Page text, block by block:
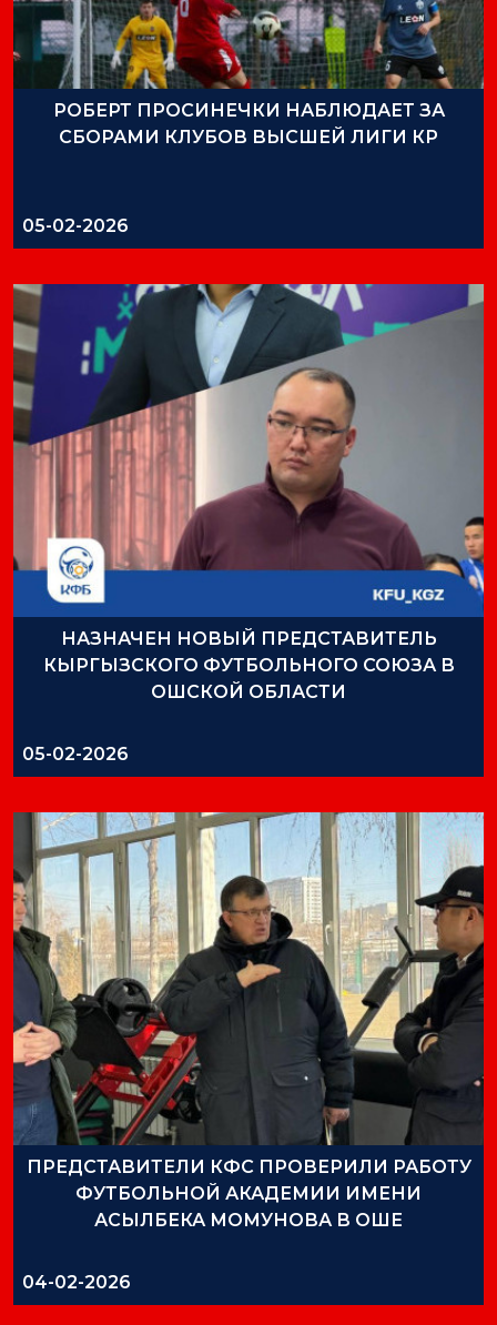
РОБЕРТ ПРОСИНЕЧКИ НАБЛЮДАЕТ ЗА
СБОРАМИ КЛУБОВ ВЫСШЕЙ ЛИГИ КР
05-02-2026
НАЗНАЧЕН НОВЫЙ ПРЕДСТАВИТЕЛЬ
КЫРГЫЗСКОГО ФУТБОЛЬНОГО СОЮЗА В
ОШСКОЙ ОБЛАСТИ
05-02-2026
ПРЕДСТАВИТЕЛИ КФС ПРОВЕРИЛИ РАБОТУ
ФУТБОЛЬНОЙ АКАДЕМИИ ИМЕНИ
АСЫЛБЕКА МОМУНОВА В ОШЕ
04-02-2026